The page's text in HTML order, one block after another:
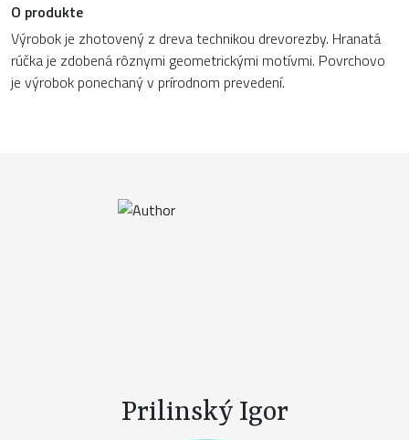
O produkte
Výrobok je zhotovený z dreva technikou drevorezby. Hranatá
rúčka je zdobená rôznymi geometrickými motívmi. Povrchovo
je výrobok ponechaný v prírodnom prevedení.
Prilinský Igor